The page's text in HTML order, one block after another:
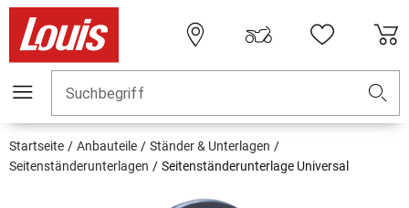
Suchbegriff
Startseite Anbauteile
Ständer & Unterlagen
Seitenständerunterlagen
Seitenständerunterlage Universal